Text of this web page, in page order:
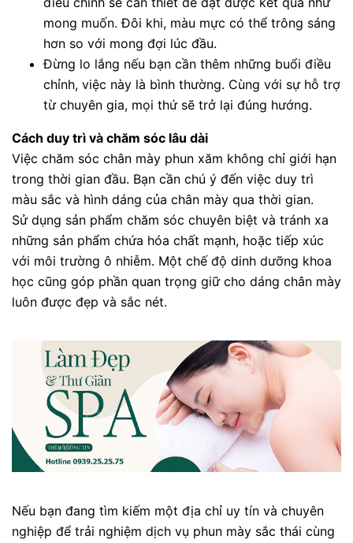
mong muốn. Đôi khi, màu mực có thể trông sáng
hơn so với mong đợi lúc đầu.
Đừng lo lắng nếu bạn cần thêm những buổi điều
chỉnh, việc này là bình thường. Cùng với sự hỗ trợ
từ chuyên gia, mọi thứ sẽ trở lại đúng hướng.
Cách duy trì và chăm sóc lâu dài
Việc chăm sóc chân mày phun xăm không chỉ giới hạn
trong thời gian đầu. Bạn cần chú ý đến việc duy trì
màu sắc và hình dáng của chân mày qua thời gian.
Sử dụng sản phẩm chăm sóc chuyên biệt và tránh xa
những sản phẩm chứa hóa chất mạnh, hoặc tiếp xúc
với môi trường ô nhiễm. Một chế độ dinh dưỡng khoa
học cũng góp phần quan trọng giữ cho dáng chân mày
luôn được đẹp và sắc nét.
Nếu bạn đang tìm kiếm một địa chỉ uy tín và chuyên
nghiệp để trải nghiệm dịch vụ phun mày sắc thái cùng